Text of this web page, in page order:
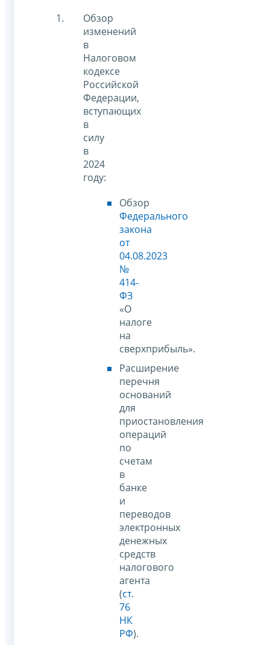
Обзор
изменений
в
Налоговом
кодексе
Российской
Федерации,
вступающих
в
силу
в
2024
году:
Обзор
Федерального
закона
от
04.08.2023
№
414-
ФЗ
«О
налоге
на
сверхприбыль».
Расширение
перечня
оснований
для
приостановления
операций
по
счетам
в
банке
и
переводов
электронных
денежных
средств
налогового
агента
(ст.
76
НК
РФ).